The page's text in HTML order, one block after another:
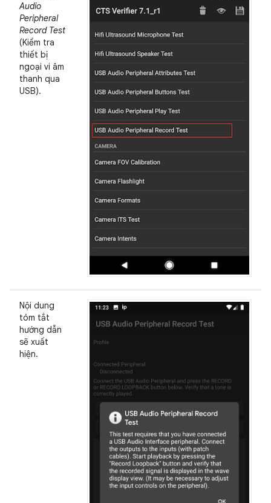
Audio
Peripheral
Record Test
(Kiểm tra
thiết bị
ngoại vi âm
thanh qua
USB).
Nội dung
tóm tắt
hướng dẫn
sẽ xuất
hiện.